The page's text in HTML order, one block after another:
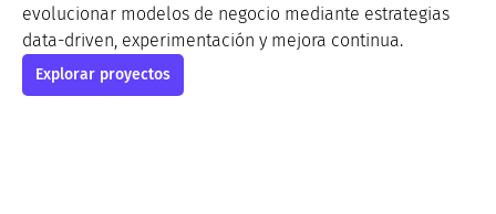
evolucionar modelos de negocio mediante estrategias
data-driven, experimentación y mejora continua.
Explorar proyectos